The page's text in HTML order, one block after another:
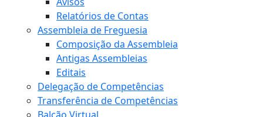
Relatórios de Contas
Assembleia de Freguesia
Composição da Assembleia
Antigas Assembleias
Editais
Delegação de Competências
Transferência de Competências